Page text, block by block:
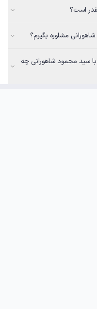
اولین نوبت خالی برای رزرو مشاوره تلفنی با سید محمود شاهورانی چه